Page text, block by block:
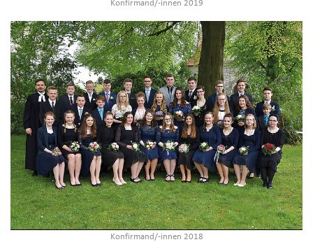
Konfirmand/-innen 2019
Konfirmand/-innen 2018